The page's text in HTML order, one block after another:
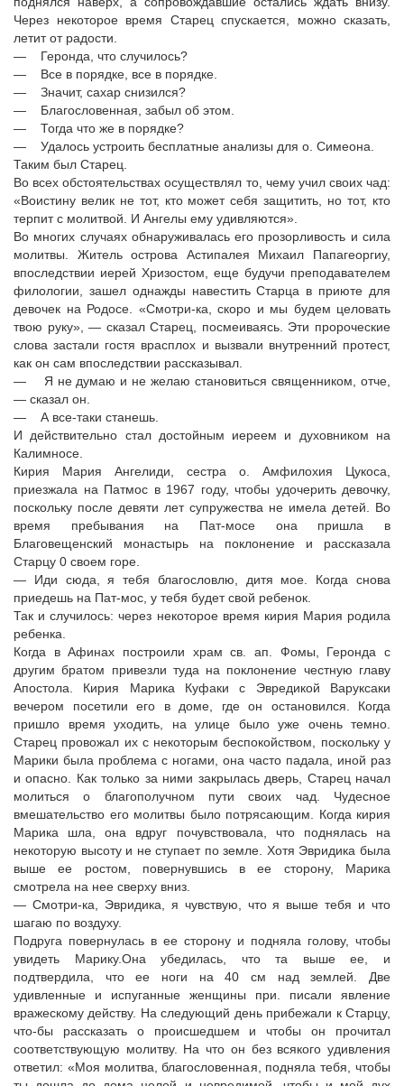
Через некоторое время Старец спускается, можно сказать,
летит от радости.
— Геронда, что случилось?
— Все в порядке, все в порядке.
— Значит, сахар снизился?
— Благословенная, забыл об этом.
— Тогда что же в порядке?
— Удалось устроить бесплатные анализы для о. Симеона.
Таким был Старец.
Во всех обстоятельствах осуществлял то, чему учил своих чад:
«Воистину велик не тот, кто может себя защитить, но тот, кто
терпит с молитвой. И Ангелы ему удивляются».
Во многих случаях обнаруживалась его прозорливость и сила
молитвы. Житель острова Астипалея Михаил Папагеоргиу,
впоследствии иерей Хризостом, еще будучи преподавателем
филологии, зашел однажды навестить Старца в приюте для
девочек на Родосе. «Смотри-ка, скоро и мы будем целовать
твою руку», — сказал Старец, посмеиваясь. Эти пророческие
слова застали гостя врасплох и вызвали внутренний протест,
как он сам впоследствии рассказывал.
— Я не думаю и не желаю становиться священником, отче,
— сказал он.
— А все-таки станешь.
И действительно стал достойным иереем и духовником на
Калимносе.
Кирия Мария Ангелиди, сестра о. Амфилохия Цукоса,
приезжала на Патмос в 1967 году, чтобы удочерить девочку,
поскольку после девяти лет супружества не имела детей. Во
время пребывания на Пат-мосе она пришла в
Благовещенский монастырь на поклонение и рассказала
Старцу 0 своем горе.
— Иди сюда, я тебя благословлю, дитя мое. Когда снова
приедешь на Пат-мос, у тебя будет свой ребенок.
Так и случилось: через некоторое время кирия Мария родила
ребенка.
Когда в Афинах построили храм св. ап. Фомы, Геронда с
другим братом привезли туда на поклонение честную главу
Апостола. Кирия Марика Куфаки с Эвредикой Варуксаки
вечером посетили его в доме, где он остановился. Когда
пришло время уходить, на улице было уже очень темно.
Старец провожал их с некоторым беспокойством, поскольку у
Марики была проблема с ногами, она часто падала, иной раз
и опасно. Как только за ними закрылась дверь, Старец начал
молиться о благополучном пути своих чад. Чудесное
вмешательство его молитвы было потрясающим. Когда кирия
Марика шла, она вдруг почувствовала, что поднялась на
некоторую высоту и не ступает по земле. Хотя Эвридика была
выше ее ростом, повернувшись в ее сторону, Марика
смотрела на нее сверху вниз.
— Смотри-ка, Эвридика, я чувствую, что я выше тебя и что
шагаю по воздуху.
Подруга повернулась в ее сторону и подняла голову, чтобы
увидеть Марику.Она убедилась, что та выше ее, и
подтвердила, что ее ноги на 40 см над землей. Две
удивленные и испуганные женщины при. писали явление
вражескому действу. На следующий день прибежали к Старцу,
что-бы рассказать о происшедшем и чтобы он прочитал
соответствующую молитву. На что он без всякого удивления
ответил: «Моя молитва, благословенная, подняла тебя, чтобы